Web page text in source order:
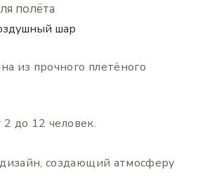
полёта
шар
из прочного плетёного
до 12 человек.
создающий атмосферу